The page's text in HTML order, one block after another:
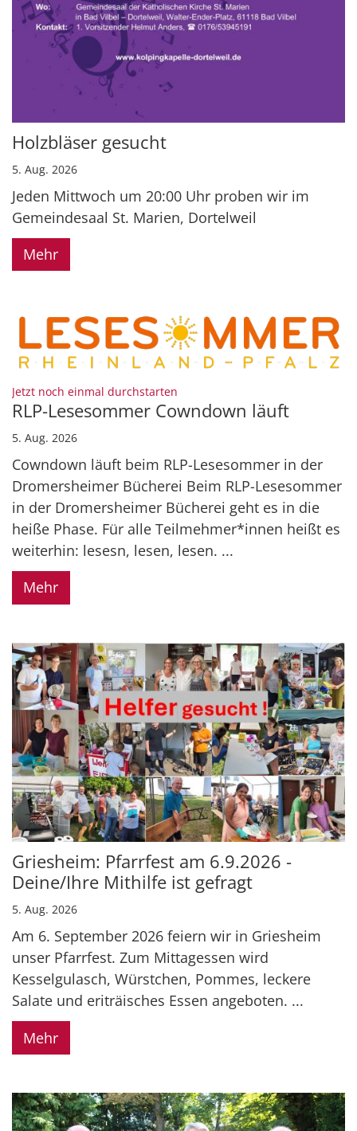
Holzbläser gesucht
5. Aug. 2026
Jeden Mittwoch um 20:00 Uhr proben wir im
Gemeindesaal St. Marien, Dortelweil
Mehr
Jetzt noch einmal durchstarten
RLP-Lesesommer Cowndown läuft
5. Aug. 2026
Cowndown läuft beim RLP-Lesesommer in der
Dromersheimer Bücherei Beim RLP-Lesesommer
in der Dromersheimer Bücherei geht es in die
heiße Phase. Für alle Teilmehmer*innen heißt es
weiterhin: lesesn, lesen, lesen. ...
Mehr
Griesheim: Pfarrfest am 6.9.2026 -
Deine/Ihre Mithilfe ist gefragt
5. Aug. 2026
Am 6. September 2026 feiern wir in Griesheim
unser Pfarrfest. Zum Mittagessen wird
Kesselgulasch, Würstchen, Pommes, leckere
Salate und eriträisches Essen angeboten. ...
Mehr